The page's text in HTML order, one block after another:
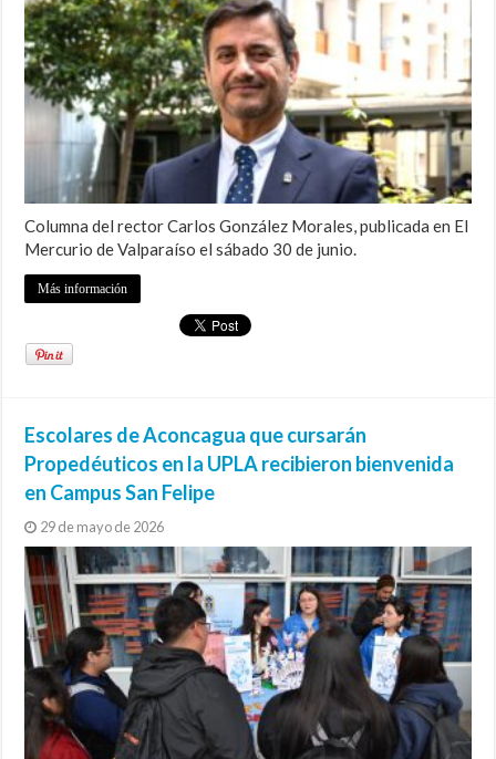
Columna del rector Carlos González Morales, publicada en El
Mercurio de Valparaíso el sábado 30 de junio.
Más información
Escolares de Aconcagua que cursarán
Propedéuticos en la UPLA recibieron bienvenida
en Campus San Felipe
29 de mayo de 2026